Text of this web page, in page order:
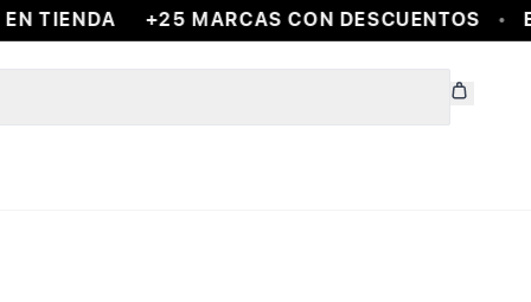
TIENDA +25 MARCAS CON DESCUENTOS